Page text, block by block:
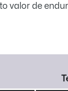
valor de